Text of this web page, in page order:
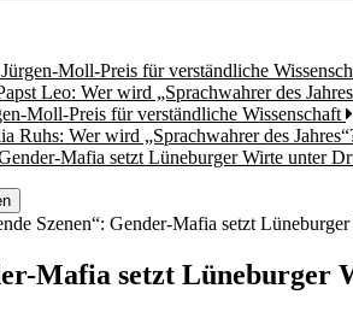
Moll-Preis für verständliche
Leo: Wer wird „Sprachwahrer des
Moll-Preis für verständliche Wissenschaft
Ruhs: Wer wird „Sprachwahrer des
Mafia setzt Lüneburger Wirte unter
Szenen“: Gender-Mafia setzt
Mafia setzt